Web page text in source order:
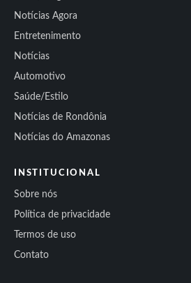
Notícias Agora
Entretenimento
Notícias
Automotivo
Saúde/Estilo
Notícias de Rondônia
Notícias do Amazonas
INSTITUCIONAL
Sobre nós
Política de privacidade
Termos de uso
Contato